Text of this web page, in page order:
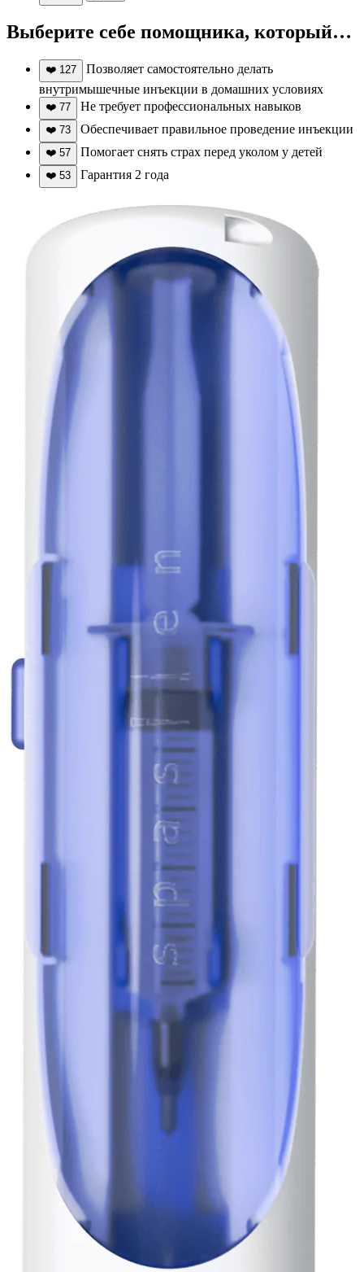
Выберите себе помощника, который…
❤️ 127
Позволяет самостоятельно делать
внутримышечные инъекции в домашних условиях
❤️ 77 Не требует профессиональных навыков
❤️ 73 Обеспечивает правильное проведение инъекции
❤️ 57 Помогает снять страх перед уколом у детей
❤️ 53 Гарантия 2 года